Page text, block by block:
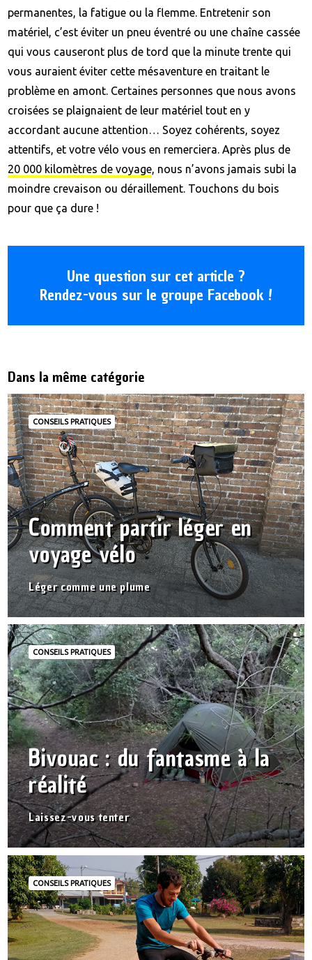
permanentes, la fatigue ou la flemme. Entretenir son
matériel, c’est éviter un pneu éventré ou une chaîne cassée
qui vous causeront plus de tord que la minute trente qui
vous auraient éviter cette mésaventure en traitant le
problème en amont. Certaines personnes que nous avons
croisées se plaignaient de leur matériel tout en y
accordant aucune attention… Soyez cohérents, soyez
attentifs, et votre vélo vous en remerciera. Après plus de
20 000 kilomètres de voyage, nous n’avons jamais subi la
moindre crevaison ou déraillement. Touchons du bois
pour que ça dure !
Une question sur cet article ?
Rendez-vous sur le groupe Facebook !
Dans la même catégorie
CONSEILS PRATIQUES
Comment partir léger en
voyage vélo
Léger comme une plume
CONSEILS PRATIQUES
Bivouac : du fantasme à la
réalité
Laissez-vous tenter
CONSEILS PRATIQUES